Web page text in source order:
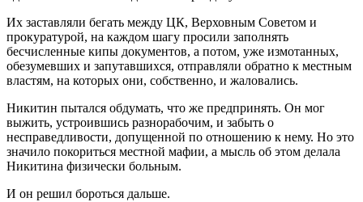
Их заставляли бегать между ЦК, Верховным Советом и
прокуратурой, на каждом шагу просили заполнять
бесчисленные кипы документов, а потом, уже измотанных,
обезумевших и запутавшихся, отправляли обратно к местным
властям, на которых они, собственно, и жаловались.
Никитин пытался обдумать, что же предпринять. Он мог
выжить, устроившись разнорабочим, и забыть о
несправедливости, допущенной по отношению к нему. Но это
значило покориться местной мафии, а мысль об этом делала
Никитина физически больным.
И он решил бороться дальше.